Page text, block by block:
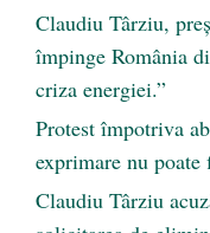
Claudiu Târziu,
împinge România
criza energiei.”
Protest împotriva
exprimare nu poate
Claudiu Târziu